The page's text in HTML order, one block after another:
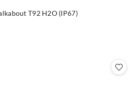
T92 H2O (IP67)